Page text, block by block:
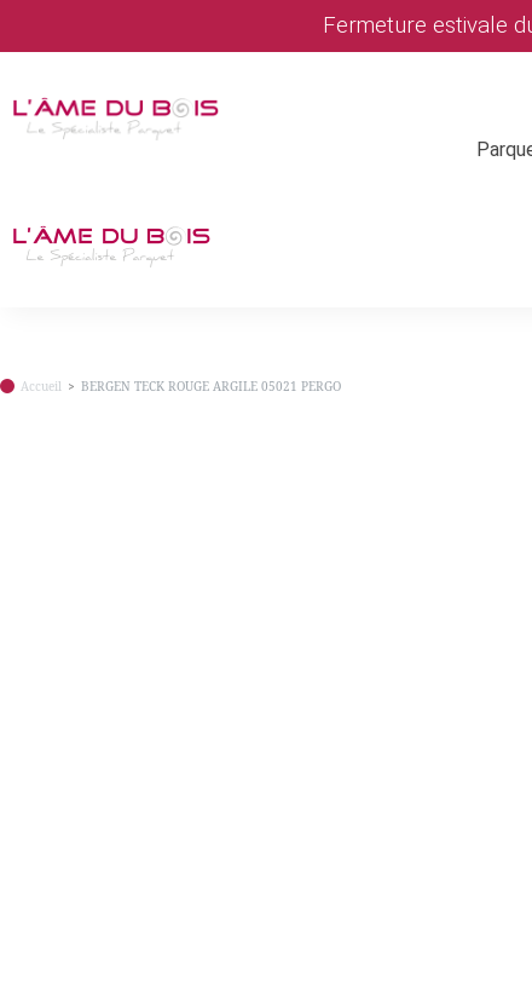
Fermeture estivale
Accueil BERGEN TECK ROUGE ARGILE 05021 PERGO